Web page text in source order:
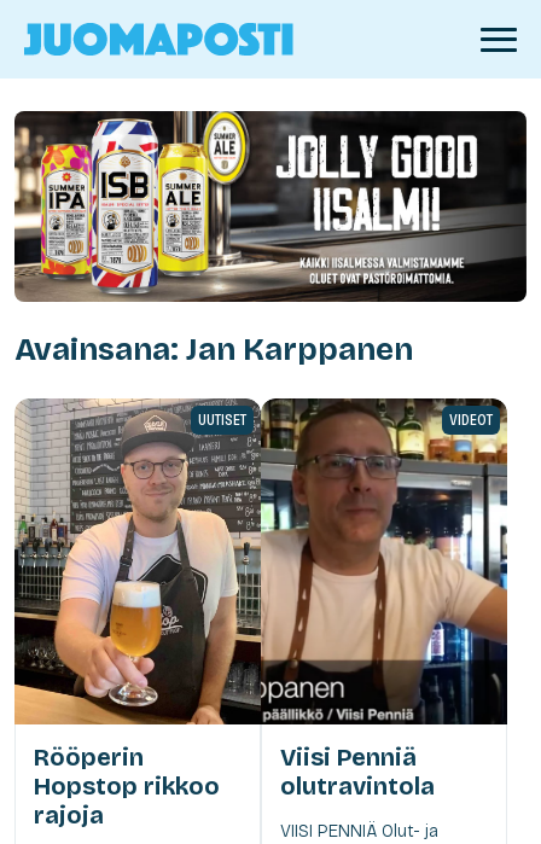
Avainsana: Jan Karppanen
UUTISET
Rööperin
Hopstop rikkoo
rajoja
VIDEOT
Viisi Penniä
olutravintola
VIISI PENNIÄ Olut- ja